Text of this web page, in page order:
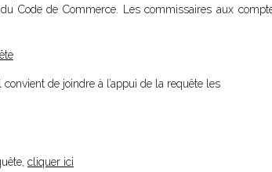
Code de Commerce. Les commissaires aux
de joindre à l’appui de la requête les
cliquer ici